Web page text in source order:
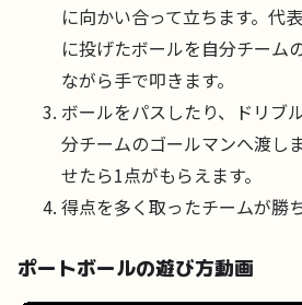
に向かい合って立ちます。代
に投げたボールを自分チーム
ながら手で叩きます。
ボールをパスしたり、ドリブ
分チームのゴールマンへ渡し
せたら1点がもらえます。
得点を多く取ったチームが勝ち
ポートボールの遊び方動画